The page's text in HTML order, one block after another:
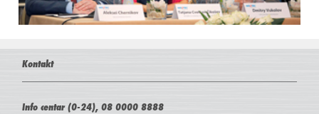
Kontakt
Info centar (0-24), 08 0000 8888